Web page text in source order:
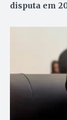
disputa em